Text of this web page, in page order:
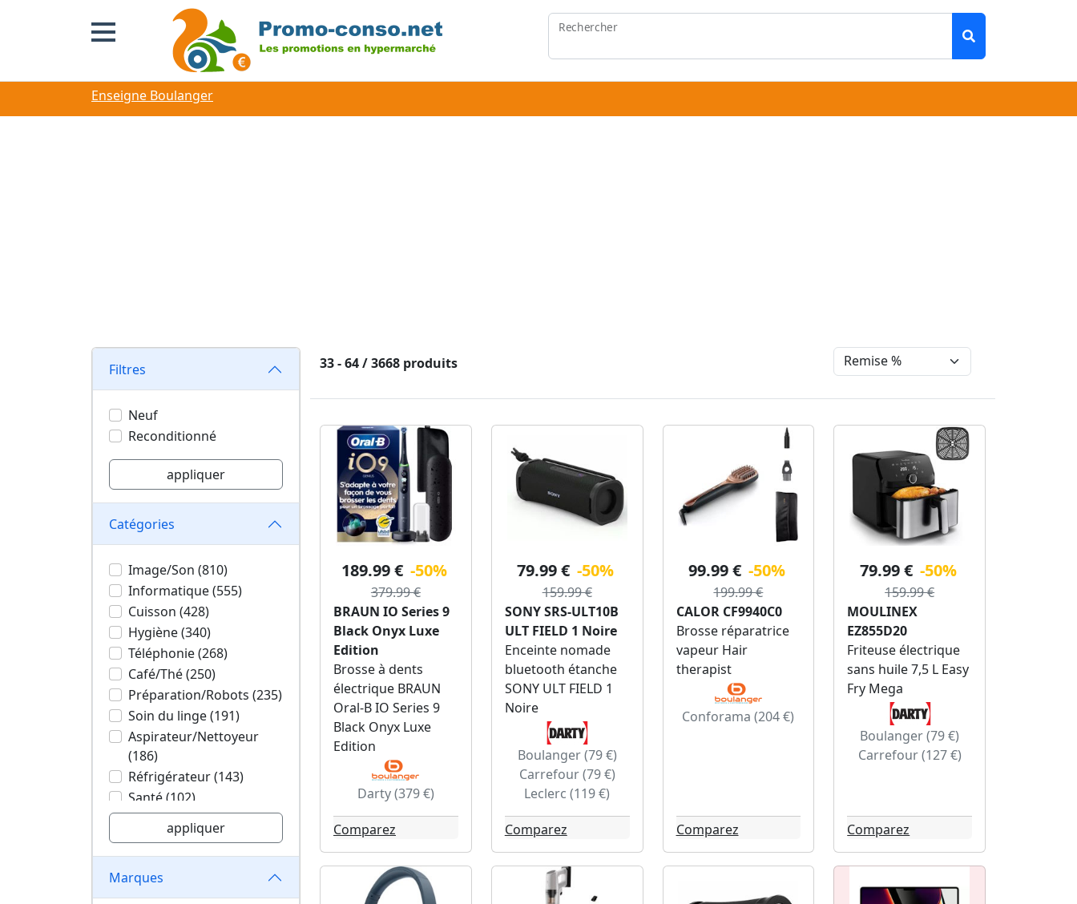
Rechercher
Enseigne Boulanger
Filtres
Neuf
Reconditionné
appliquer
Catégories
Image/Son (810)
Informatique (555)
Cuisson (428)
Hygiène (340)
Téléphonie (268)
Café/Thé (250)
Préparation/Robots (235)
Soin du linge (191)
Aspirateur/Nettoyeur
(186)
Réfrigérateur (143)
Santé (102)
Barbecues (66)
Lave-vaisselle (54)
Vin/Bière/Eau (44)
Mobilité urbaine (24)
appliquer
Marques
33 - 64 / 3668 produits
189.99 € -50%
379.99 €
BRAUN IO Series 9
Black Onyx Luxe
Edition
Brosse à dents
électrique BRAUN
Oral-B IO Series 9
Black Onyx Luxe
Edition
Darty (379 €)
Comparez
79.99 € -50%
159.99 €
SONY SRS-ULT10B
ULT FIELD 1 Noire
Enceinte nomade
bluetooth étanche
SONY ULT FIELD 1
Noire
Boulanger (79 €)
Carrefour (79 €)
Leclerc (119 €)
Comparez
99.99 € -50%
199.99 €
CALOR CF9940C0
Brosse réparatrice
vapeur Hair
therapist
Conforama (204 €)
Comparez
79.99 € -50%
159.99 €
MOULINEX
EZ855D20
Friteuse électrique
sans huile 7,5 L Easy
Fry Mega
Boulanger (79 €)
Carrefour (127 €)
Comparez